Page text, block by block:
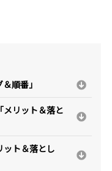
順番」
メリット＆落と
ット＆落とし